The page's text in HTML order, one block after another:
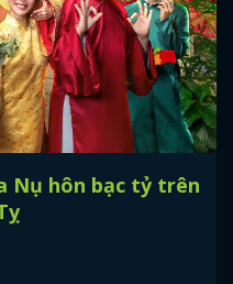
Nụ hôn bạc tỷ trên